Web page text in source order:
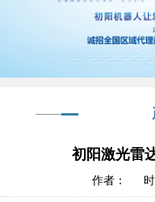
初阳激光雷
作者： 时